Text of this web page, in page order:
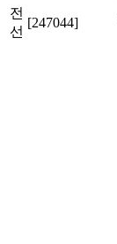
전
선
[247044]